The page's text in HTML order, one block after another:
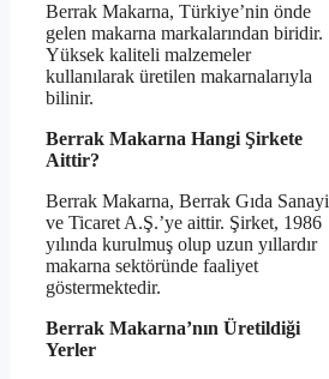
Berrak Makarna, Türkiye’nin önde
gelen makarna markalarından biridir.
Yüksek kaliteli malzemeler
kullanılarak üretilen makarnalarıyla
bilinir.
Berrak Makarna Hangi Şirkete
Aittir?
Berrak Makarna, Berrak Gıda Sanayi
ve Ticaret A.Ş.’ye aittir. Şirket, 1986
yılında kurulmuş olup uzun yıllardır
makarna sektöründe faaliyet
göstermektedir.
Berrak Makarna’nın Üretildiği
Yerler